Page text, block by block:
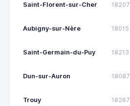
Saint-Florent-sur-Cher 18207
Aubigny-sur-Nère 18015
Saint-Germain-du-Puy 18213
Dun-sur-Auron 18087
Trouy 18267